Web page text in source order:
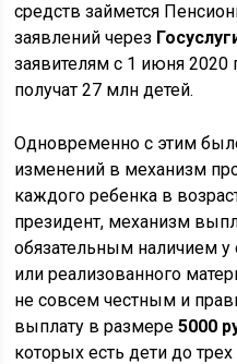
средств займется
заявлений через
заявителям с 1 июня 2020
получат 27 млн детей.
Одновременно с этим
изменений в механизм
каждого ребенка в
президент, механизм
обязательным наличием
или реализованного
не совсем честным и
выплату в размере5000
которых есть дети до трех